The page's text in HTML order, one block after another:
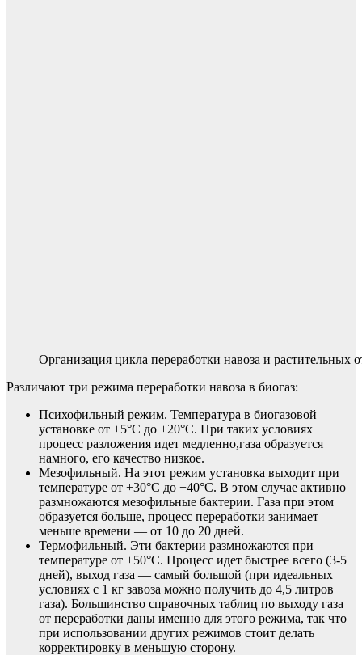
Организация цикла переработки навоза и растительных
Различают три режима переработки навоза в биогаз:
Психофильный режим. Температура в биогазовой
установке от +5°C до +20°C. При таких условиях
процесс разложения идет медленно,газа образуется
намного, его качество низкое.
Мезофильный. На этот режим установка выходит при
температуре от +30°C до +40°C. В этом случае активно
размножаются мезофильные бактерии. Газа при этом
образуется больше, процесс переработки занимает
меньше времени — от 10 до 20 дней.
Термофильный. Эти бактерии размножаются при
температуре от +50°C. Процесс идет быстрее всего (3-5
дней), выход газа — самый большой (при идеальных
условиях с 1 кг завоза можно получить до 4,5 литров
газа). Большинство справочных таблиц по выходу газа
от переработки даны именно для этого режима, так что
при использовании других режимов стоит делать
корректировку в меньшую сторону.